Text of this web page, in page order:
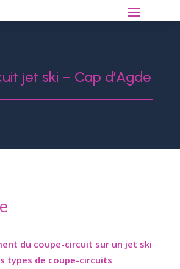
jet ski – Cap d’Agde
du coupe-circuit sur un jet ski
types de coupe-circuits